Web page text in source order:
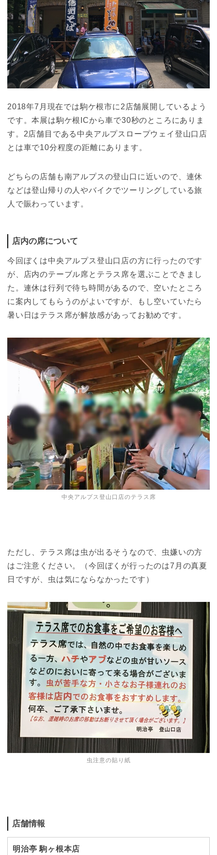
2018年7月現在では駒ケ根市に2店舗展開しているよう
です。本展は駒ケ根ICから車で30秒のところにありま
す。2店舗目である中央アルプスロープウェイ登山口店
とは車で10分程度の距離にあります。
どちらの店舗も南アルプスの登山口に近いので、連休
などは登山帰りの人やバイクでツーリングしている旅
人で賑わっています。
店内の席について
今回ぼくは中央アルプス登山口店の方に行ったのです
が、店内のテーブル席とテラス席を選ぶことできまし
た。連休は行列で待ち時間があるので、空いたところ
に案内してもらうのがよいですが、もし空いていたら
暑い日はテラス席が解放感があってお勧めです。
中央アルプス登山口店のテラス席
ただし、テラス席は虫が出るそうなので、虫嫌いの方
はご注意ください。（今回ぼくが行ったのは7月の真夏
日ですが、虫は気にならなかったです）
虫注意の貼り紙
店舗情報
明治亭 駒ヶ根本店